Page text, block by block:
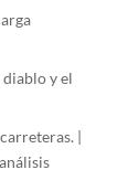
diablo y el
|